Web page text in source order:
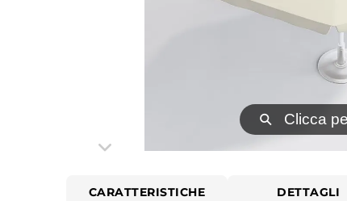
⚲ Clicca
CARATTERISTICHE DETTAGLI